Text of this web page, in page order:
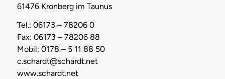
61476 Kronberg im Taunus
Tel.: 06173 – 78206 0
Fax: 06173 – 78206 88
Mobil: 0178 – 5 11 88 50
c.schardt@schardt.net
www.schardt.net